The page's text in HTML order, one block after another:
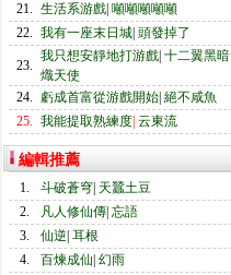
21. 生活系游戲 噸噸噸噸噸
22. 我有一座末日城 頭發掉了
23.
我只想安靜地打游戲 十二翼黑暗
熾天使
24. 虧成首富從游戲開始 絕不咸魚
25. 我能提取熟練度 云東流
編輯推薦
1. 斗破蒼穹 天蠶土豆
2.
凡人修仙傳 忘語
3.
仙逆 耳根
4.
百煉成仙 幻雨